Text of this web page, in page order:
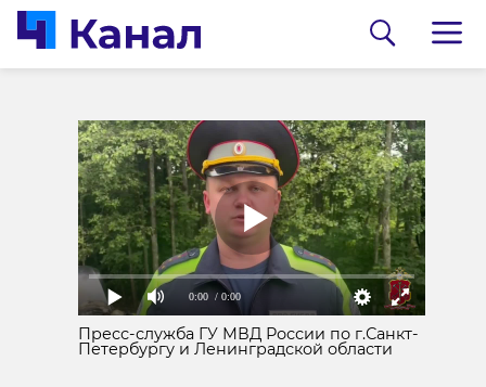
0:00 / 0:00
Пресс-служба ГУ МВД России по г.Санкт-
Петербургу и Ленинградской области
0:00 / 0:00
Фото и видео: 47 канал
Губернатор
Александр
Дрозденко
напутствовал
выпускников
Ленобласти
07 июля, 23:05